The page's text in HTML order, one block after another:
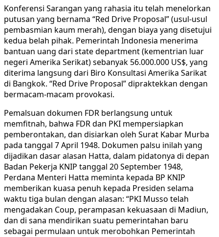
Konferensi Sarangan yang rahasia itu telah menelorkan
putusan yang bernama “Red Drive Proposal” (usul-usul
pembasmian kaum merah), dengan biaya yang disetujui
kedua belah pihak. Pemerintah Indonesia menerima
bantuan uang dari state department (kementrian luar
negeri Amerika Serikat) sebanyak 56.000.000 US$, yang
diterima langsung dari Biro Konsultasi Amerika Sarikat
di Bangkok. “Red Drive Proposal” dipraktekkan dengan
bermacam-macam provokasi.
Pemalsuan dokumen FDR berlangsung untuk
memfitnah, bahwa FDR dan PKI mempersiapkan
pemberontakan, dan disiarkan oleh Surat Kabar Murba
pada tanggal 7 April 1948. Dokumen palsu inilah yang
dijadikan dasar alasan Hatta, dalam pidatonya di depan
Badan Pekerja KNIP tanggal 20 September 1948,
Perdana Menteri Hatta meminta kepada BP KNIP
memberikan kuasa penuh kepada Presiden selama
waktu tiga bulan dengan alasan: “PKI Musso telah
mengadakan Coup, perampasan kekuasaan di Madiun,
dan di sana mendirikan suatu pemerintahan baru
sebagai permulaan untuk merobohkan Pemerintah